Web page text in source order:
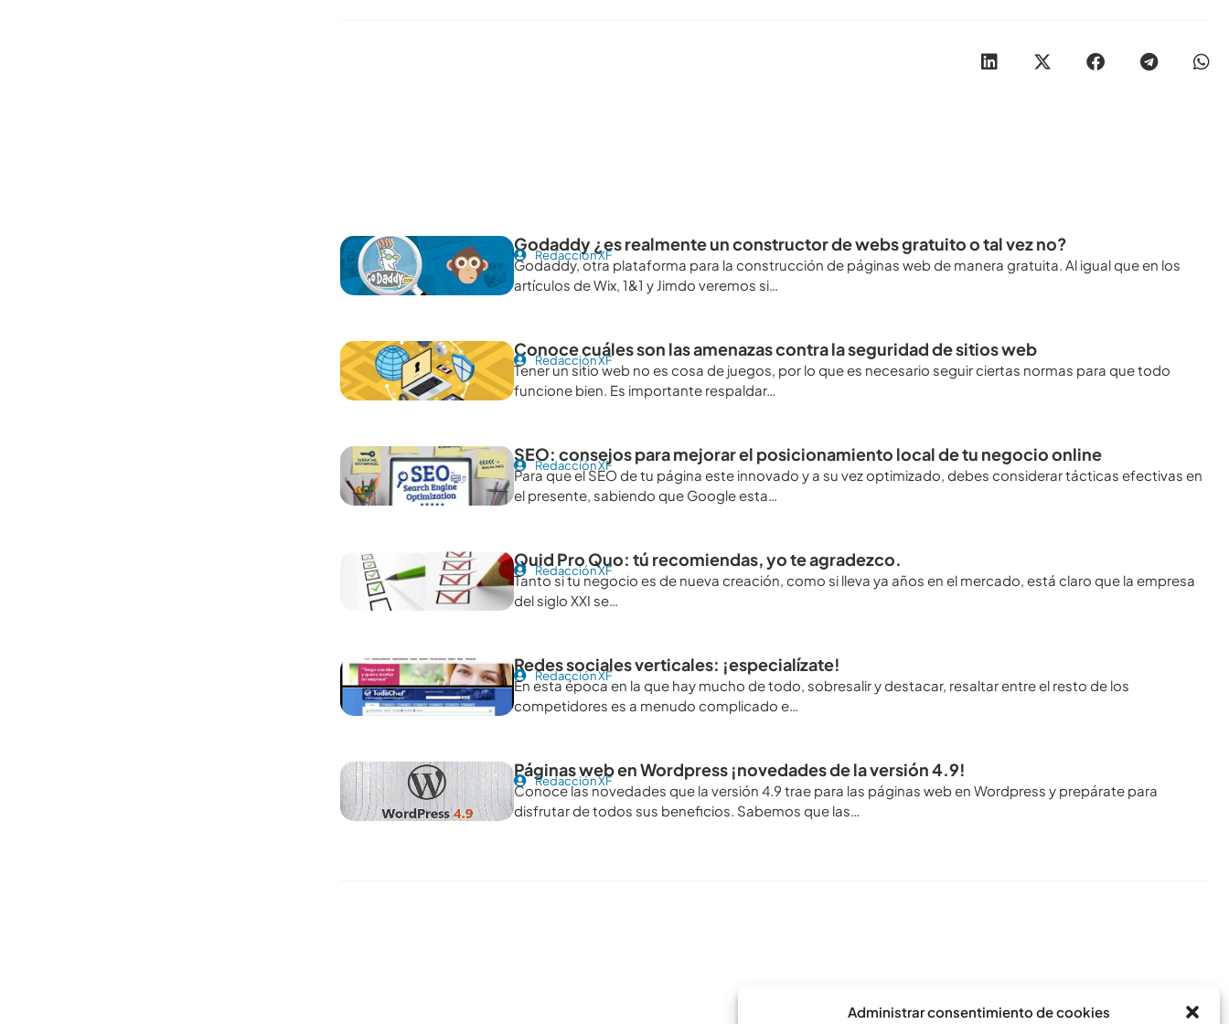
Administrar consentimiento de cookies
Godaddy ¿es realmente un constructor de webs gratuito o tal vez no?
Redacción XF
Godaddy, otra plataforma para la construcción de páginas web de manera gratuita. Al igual que en los
artículos de Wix, 1&1 y Jimdo veremos si…
Conoce cuáles son las amenazas contra la seguridad de sitios web
Redacción XF
Tener un sitio web no es cosa de juegos, por lo que es necesario seguir ciertas normas para que todo
funcione bien. Es importante respaldar…
SEO: consejos para mejorar el posicionamiento local de tu negocio online
Redacción XF
Para que el SEO de tu página este innovado y a su vez optimizado, debes considerar tácticas efectivas en
el presente, sabiendo que Google esta…
Quid Pro Quo: tú recomiendas, yo te agradezco.
Redacción XF
Tanto si tu negocio es de nueva creación, como si lleva ya años en el mercado, está claro que la empresa
del siglo XXI se…
Redes sociales verticales: ¡especialízate!
Redacción XF
En esta época en la que hay mucho de todo, sobresalir y destacar, resaltar entre el resto de los
competidores es a menudo complicado e…
Páginas web en Wordpress ¡novedades de la versión 4.9!
Redacción XF
Conoce las novedades que la versión 4.9 trae para las páginas web en Wordpress y prepárate para
disfrutar de todos sus beneficios. Sabemos que las…